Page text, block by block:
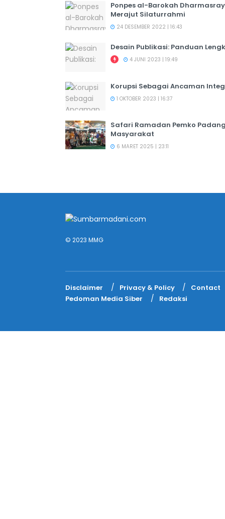
Ponpes al-Barokah
Merajut Silaturrahmi
24 DESEMBER 2022 | 16:43
Desain Publikasi: Panduan
4 JUNI 2023 | 19:49
Korupsi Sebagai Ancaman
1 OKTOBER 2023 | 16:37
Safari Ramadan Pemko
Masyarakat
6 MARET 2025 | 23:11
© 2023 MMG
Disclaimer Privacy & Policy
Contact
Pedoman Media Siber
Redaksi